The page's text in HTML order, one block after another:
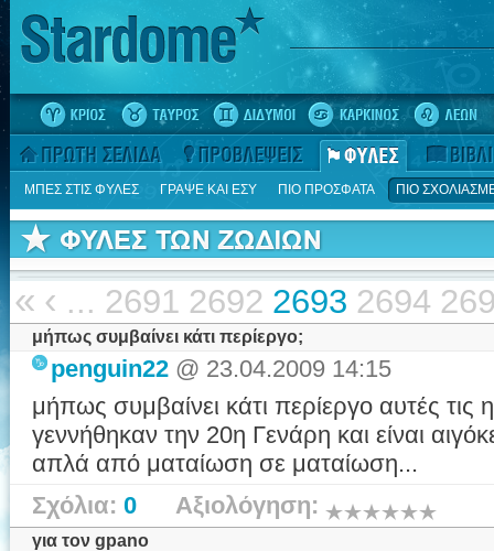
ΜΠΕΣ ΣΤΙΣ ΦΥΛΕΣ ΓΡΑΨΕ ΚΑΙ ΕΣΥ ΠΙΟ ΠΡΟΣΦΑΤΑ ΠΙΟ
« ‹ ... 2691 2692 2693 2694
μήπως συμβαίνει κάτι περίεργο;
penguin22 @ 23.04.2009 14:15
μήπως συμβαίνει κάτι περίεργο αυτές
γεννήθηκαν την 20η Γενάρη και είναι
απλά από ματαίωση σε ματαίωση...
Σχόλια: 0 Αξιολόγηση:
για τον gpano